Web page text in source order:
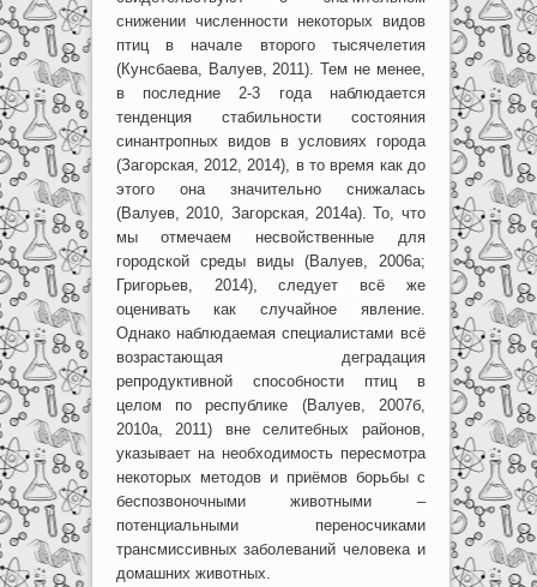
снижении численности некоторых видов
птиц в начале второго тысячелетия
(Кунсбаева, Валуев, 2011). Тем не менее,
в последние 2-3 года наблюдается
тенденция стабильности состояния
синантропных видов в условиях города
(Загорская, 2012, 2014), в то время как до
этого она значительно снижалась
(Валуев, 2010, Загорская, 2014а). То, что
мы отмечаем несвойственные для
городской среды виды (Валуев, 2006а;
Григорьев, 2014), следует всё же
оценивать как случайное явление.
Однако наблюдаемая специалистами всё
возрастающая деградация
репродуктивной способности птиц в
целом по республике (Валуев, 2007б,
2010а, 2011) вне селитебных районов,
указывает на необходимость пересмотра
некоторых методов и приёмов борьбы с
беспозвоночными животными –
потенциальными переносчиками
трансмиссивных заболеваний человека и
домашних животных.